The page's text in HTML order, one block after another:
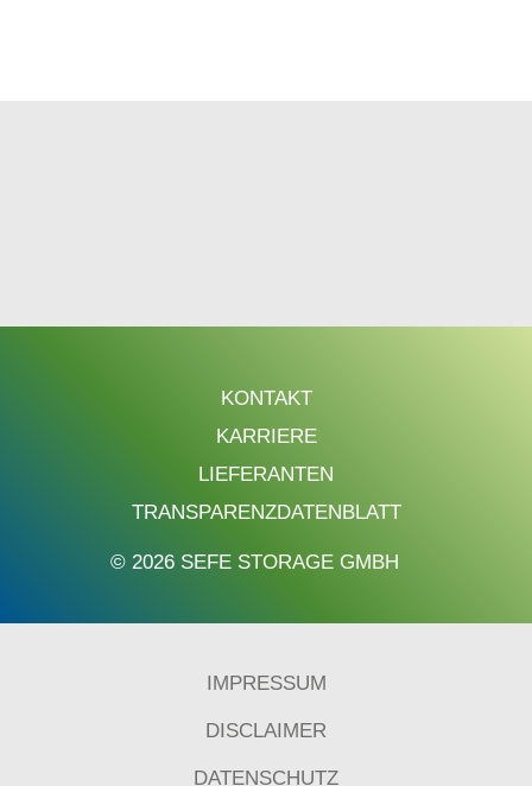
KONTAKT
KARRIERE
LIEFERANTEN
TRANSPARENZDATENBLATT
© 2026 SEFE STORAGE GMBH
IMPRESSUM
DISCLAIMER
DATENSCHUTZ